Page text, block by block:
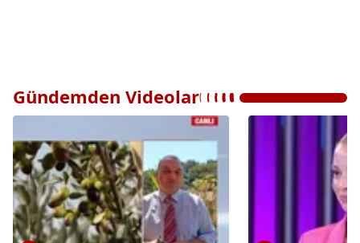
Gündemden Videolar